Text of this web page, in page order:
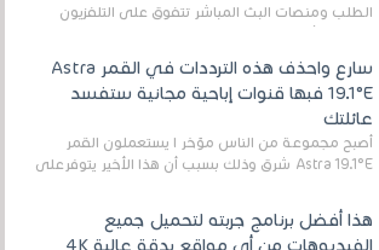
الطلب ومنصات البث المباشر تتفوق على التلفزيون
الرقمي الأرضي التقليدي، يُعدّ IPTV-org خيار...
سارع واحذف هذه الترددات في القمر Astra
19.1°E فبها قنوات إباحية مجانية ستفسد
عائلتك
أصبح مجموعة من الناس مؤخر ا يستعملون القمر
Astra 19.1°E شرق وذلك بسبب أن هذا الأخير يتوفرعلى
هذا أفضل برنامج جربته لتحميل جميع
الفيديوهات من أي مواقع بدقة عالية 4K